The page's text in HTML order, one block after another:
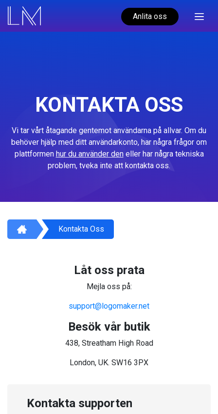
Anlita oss
KONTAKTA OSS
Vi tar vårt åtagande gentemot användarna på allvar. Om du
behöver hjälp med ditt användarkonto, har några frågor om
plattformen hur du använder den eller har några tekniska
problem, tveka inte att kontakta oss.
Kontakta Oss
Låt oss prata
Mejla oss på:
support@logomaker.net
Besök vår butik
438, Streatham High Road
London, UK. SW16 3PX
Kontakta supporten